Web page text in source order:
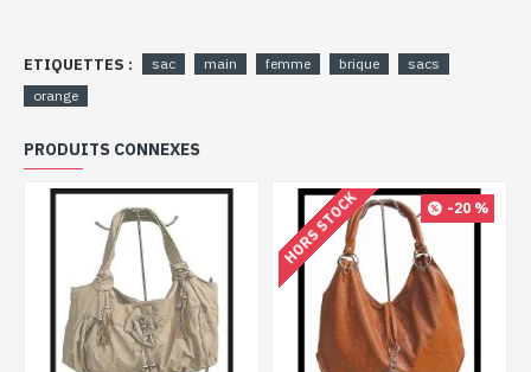
ETIQUETTES : sac main femme brique
sacs
orange
PRODUITS CONNEXES
-20 %
HORS STOCK